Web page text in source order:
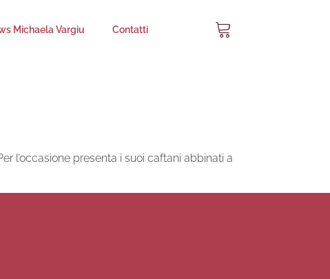
Michaela Vargiu Contatti
l’occasione presenta i suoi caftani abbinati a